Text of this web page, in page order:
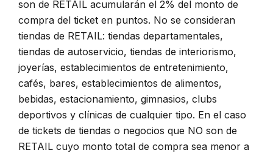
son de RETAIL acumularán el 2% del monto de
compra del ticket en puntos. No se consideran
tiendas de RETAIL: tiendas departamentales,
tiendas de autoservicio, tiendas de interiorismo,
joyerías, establecimientos de entretenimiento,
cafés, bares, establecimientos de alimentos,
bebidas, estacionamiento, gimnasios, clubs
deportivos y clínicas de cualquier tipo. En el caso
de tickets de tiendas o negocios que NO son de
RETAIL cuyo monto total de compra sea menor a